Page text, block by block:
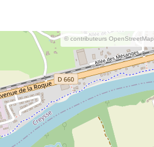
© contributeurs OpenStreetMap